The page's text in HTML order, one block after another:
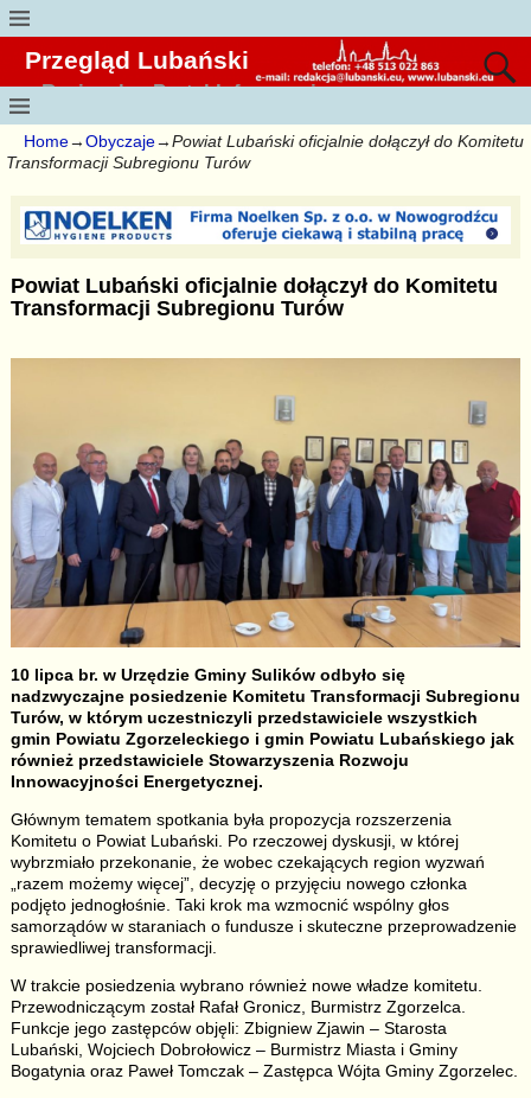
Przegląd Lubański
Regionalny Portal Informacyjny
Home→Obyczaje→Powiat Lubański oficjalnie dołączył do Komitetu
Transformacji Subregionu Turów
Powiat Lubański oficjalnie dołączył do Komitetu
Transformacji Subregionu Turów
10 lipca br. w Urzędzie Gminy Sulików odbyło się
nadzwyczajne posiedzenie Komitetu Transformacji Subregionu
Turów, w którym uczestniczyli przedstawiciele wszystkich
gmin Powiatu Zgorzeleckiego i gmin Powiatu Lubańskiego jak
również przedstawiciele Stowarzyszenia Rozwoju
Innowacyjności Energetycznej.
Głównym tematem spotkania była propozycja rozszerzenia
Komitetu o Powiat Lubański. Po rzeczowej dyskusji, w której
wybrzmiało przekonanie, że wobec czekających region wyzwań
„razem możemy więcej”, decyzję o przyjęciu nowego członka
podjęto jednogłośnie. Taki krok ma wzmocnić wspólny głos
samorządów w staraniach o fundusze i skuteczne przeprowadzenie
sprawiedliwej transformacji.
W trakcie posiedzenia wybrano również nowe władze komitetu.
Przewodniczącym został Rafał Gronicz, Burmistrz Zgorzelca.
Funkcje jego zastępców objęli: Zbigniew Zjawin – Starosta
Lubański, Wojciech Dobrołowicz – Burmistrz Miasta i Gminy
Bogatynia oraz Paweł Tomczak – Zastępca Wójta Gminy Zgorzelec.